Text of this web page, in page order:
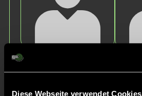
Diese Webseite verwendet Cookies
Anna-Maria